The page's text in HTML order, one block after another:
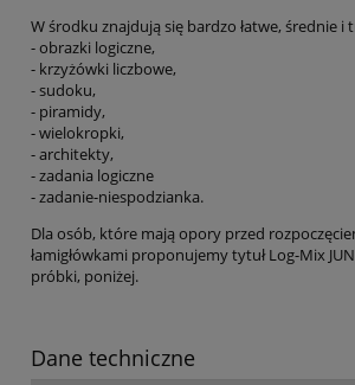
W środku znajdują się bardzo łatwe, średnie i
- obrazki logiczne,
- krzyżówki liczbowe,
- sudoku,
- piramidy,
- wielokropki,
- architekty,
- zadania logiczne
- zadanie-niespodzianka.
Dla osób, które mają opory przed
łamigłówkami proponujemy tytuł Log-Mix
próbki, poniżej.
Dane techniczne